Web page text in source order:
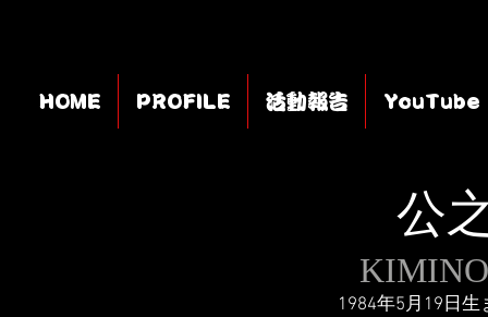
HOME PROFILE 活動報告 YouTube
公
1984年5月19日生